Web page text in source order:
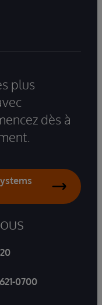
plus
dès à
0700